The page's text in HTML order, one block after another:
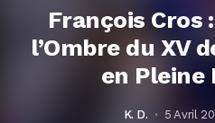
François Cros
l’Ombre du XV
en Pleine
K. D. 5 Avril